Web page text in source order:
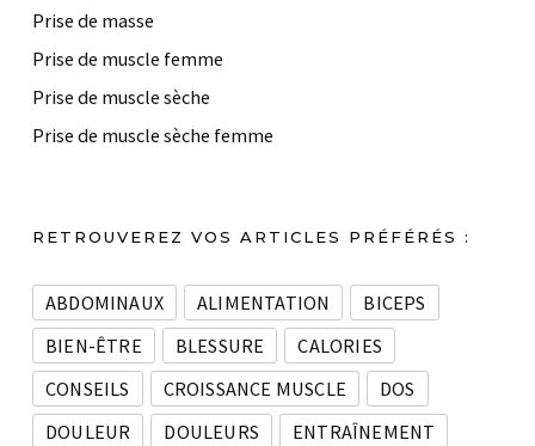
Prise de masse
Prise de muscle femme
Prise de muscle sèche
Prise de muscle sèche femme
RETROUVEREZ VOS ARTICLES PRÉFÉRÉS :
ABDOMINAUX ALIMENTATION
BICEPS
BIEN-ÊTRE
BLESSURE
CALORIES
CONSEILS
CROISSANCE MUSCLE
DOS
DOULEUR
DOULEURS
ENTRAÎNEMENT